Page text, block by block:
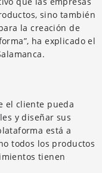
sino también
la creación de
ha explicado el
el cliente pueda
y diseñar sus
está a
todos los productos
tienen